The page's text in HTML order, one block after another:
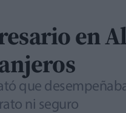
en
que
ni seguro